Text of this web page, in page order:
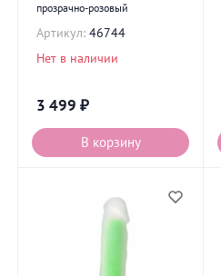
прозрачно-розовый
Артикул: 46744
Нет в наличии
3 499 ₽
В корзину